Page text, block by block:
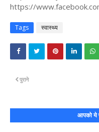
https://
Tags स्वास्थ्य
पुराने
आपको ये